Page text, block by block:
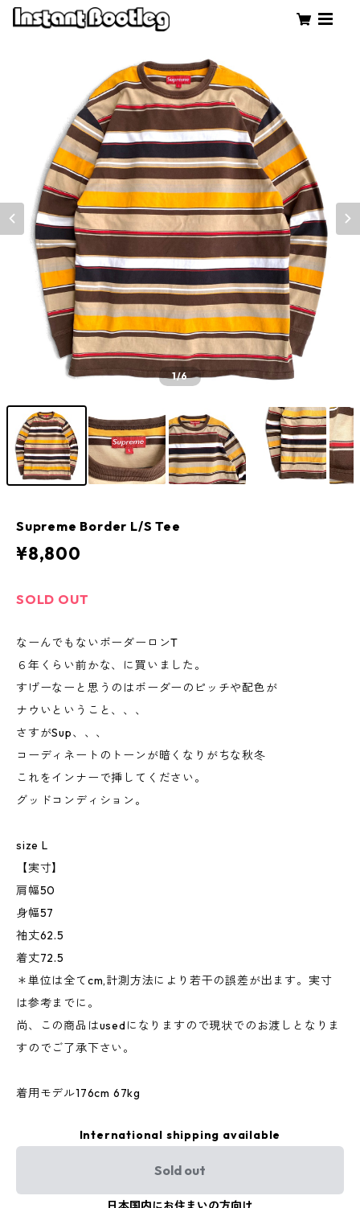
1/6
Supreme Border L/S Tee
¥8,800
SOLD OUT
なーんでもないボーダーロンT
６年くらい前かな、に買いました。
すげーなーと思うのはボーダーのピッチや配色が
ナウいということ、、、
さすがSup、、、
コーディネートのトーンが暗くなりがちな秋冬
これをインナーで挿してください。
グッドコンディション。
size L
【実寸】
肩幅50
身幅57
袖丈62.5
着丈72.5
＊単位は全てcm,計測方法により若干の誤差が出ます。実寸
は参考までに。
尚、この商品はusedになりますので現状でのお渡しとなりま
すのでご了承下さい。
着用モデル176cm 67kg
International shipping available
Sold out